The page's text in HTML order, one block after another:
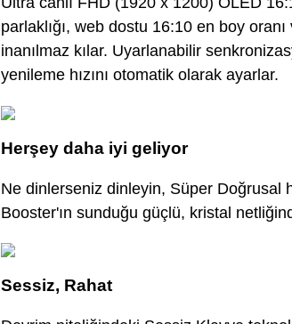
parlaklığı, web dostu 16:10 en boy
inanılmaz kılar. Uyarlanabilir
yenileme hızını otomatik olarak ayarlar.
Herşey daha iyi geliyor
Ne dinlerseniz dinleyin, Süper Doğrusal
Booster'ın sunduğu güçlü, kristal
Sessiz, Rahat